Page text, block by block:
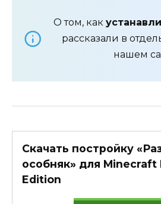
О том, как
рассказали в
нашем
Скачать постройку
особняк» для Minecraft
Edition